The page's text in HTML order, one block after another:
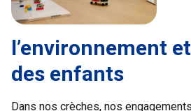
l’environnement
des enfants
Dans nos crèches, nos